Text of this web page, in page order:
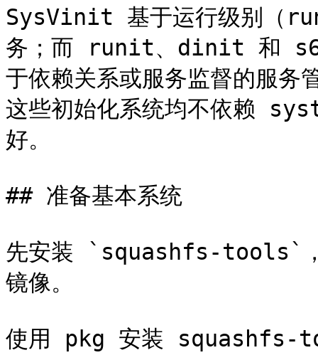
SysVinit 基于运行级别（
务；而 runit、dinit 和 s6
于依赖关系或服务监督的服务
这些初始化系统均不依赖
好。
## 准备基本系统
先安装 `squashfs-tools`
镜像。
使用 pkg 安装 squashfs-